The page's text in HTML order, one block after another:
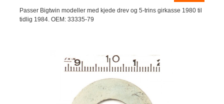
Passer Bigtwin modeller med kjede drev og 5-trins girkasse 1980 til
tidlig 1984. OEM: 33335-79